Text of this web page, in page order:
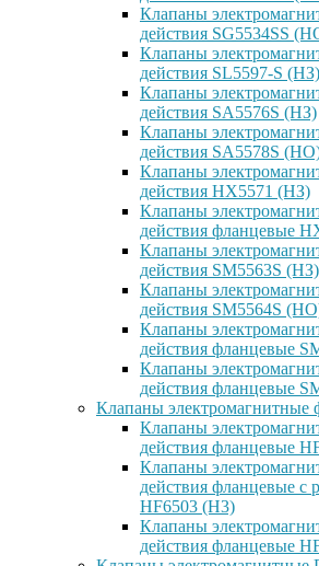
Клапаны
действия SG5534SS
Клапаны
действия SL5597-S (НЗ)
Клапаны
действия SA5576S (НЗ)
Клапаны
действия SA5578S
Клапаны
действия HX5571 (НЗ)
Клапаны
действия фланцевые
Клапаны
действия SM5563S (НЗ)
Клапаны
действия SM5564S
Клапаны
действия фланцевые
Клапаны
действия фланцевые
Клапаны электромагнитные
Клапаны
действия фланцевые
Клапаны
действия фланцевые с
HF6503 (Н3)
Клапаны
действия фланцевые